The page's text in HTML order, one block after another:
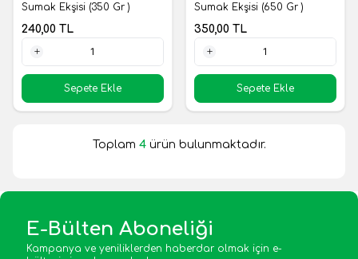
Sumak Ekşisi (350 Gr )
240,00 TL
Sepete Ekle
Sumak Ekşisi (650 Gr )
350,00 TL
Sepete Ekle
Toplam 4ürün bulunmaktadır.
E-Bülten Aboneliği
Kampanya ve yeniliklerden haberdar olmak için e-